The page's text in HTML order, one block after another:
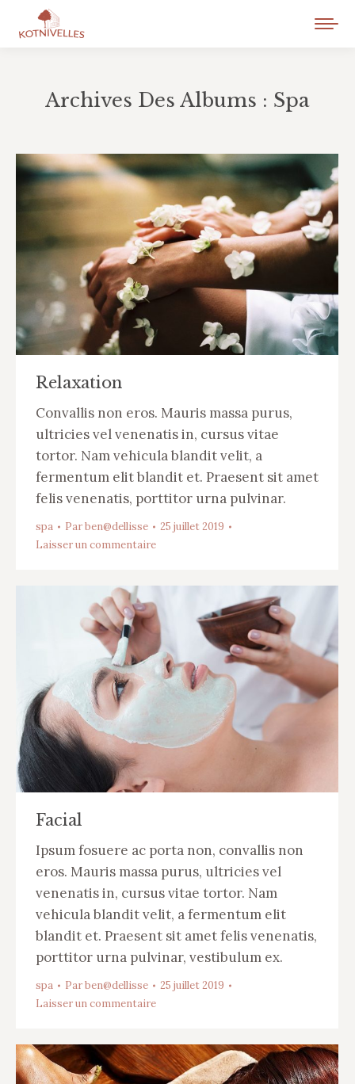
Archives Des Albums : Spa
Relaxation
Convallis non eros. Mauris massa purus,
ultricies vel venenatis in, cursus vitae
tortor. Nam vehicula blandit velit, a
fermentum elit blandit et. Praesent sit amet
felis venenatis, porttitor urna pulvinar.
spa Parben@dellisse
25 juillet 2019
Laisser un commentaire
Facial
Ipsum fosuere ac porta non, convallis non
eros. Mauris massa purus, ultricies vel
venenatis in, cursus vitae tortor. Nam
vehicula blandit velit, a fermentum elit
blandit et. Praesent sit amet felis venenatis,
porttitor urna pulvinar, vestibulum ex.
spa Parben@dellisse
25 juillet 2019
Laisser un commentaire